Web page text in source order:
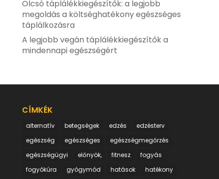
Olcsó táplálékkiegészítők: a legjobb
megoldás a költséghatékony egészséges
táplálkozásra
A legjobb vegán táplálékkiegészítők a
mindennapi egészségért
CÍMKÉK
alternatív betegségek edzés
edzésterv
egészség
egészséges
egészségmegőrzés
egészségügyi
előnyök, fitnesz
fogyás
fogyókúra
gyógymód hatások
hatékony